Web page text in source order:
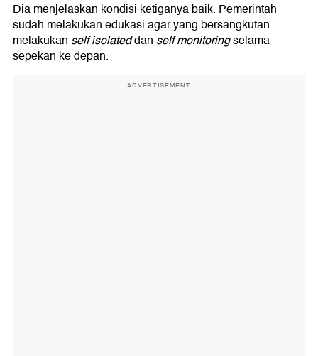
Dia menjelaskan kondisi ketiganya baik. Pemerintah
sudah melakukan edukasi agar yang bersangkutan
melakukan self isolateddan self monitoringselama
sepekan ke depan.
ADVERTISEMENT